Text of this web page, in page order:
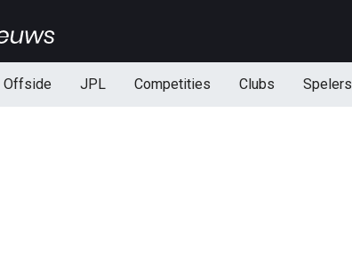
Offside JPL Competities Clubs Spelers